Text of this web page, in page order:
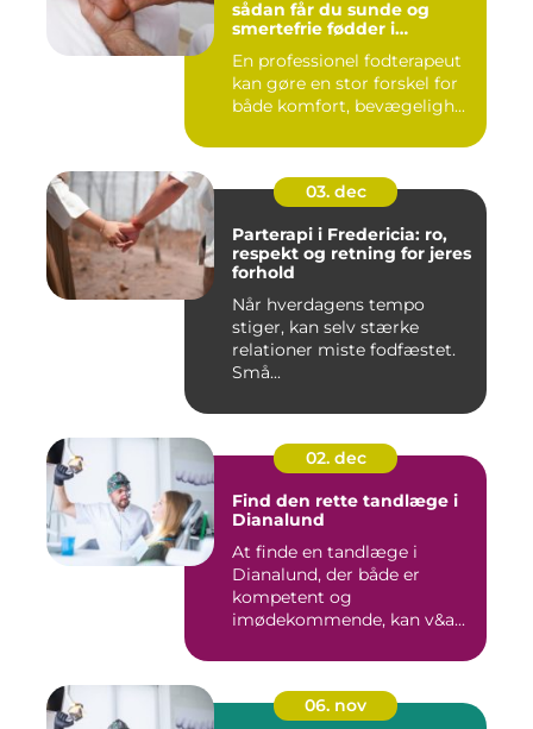
sådan får du sunde og
smertefrie fødder i
En professionel fodterapeut
kan gøre en stor forskel for
både komfort, bevægeligh...
03. dec
Parterapi i Fredericia: ro,
respekt og retning for jeres
forhold
Når hverdagens tempo
stiger, kan selv stærke
relationer miste fodfæstet.
Små...
02. dec
Find den rette tandlæge i
Dianalund
At finde en tandlæge i
Dianalund, der både er
kompetent og
imødekommende, kan v&a...
06. nov